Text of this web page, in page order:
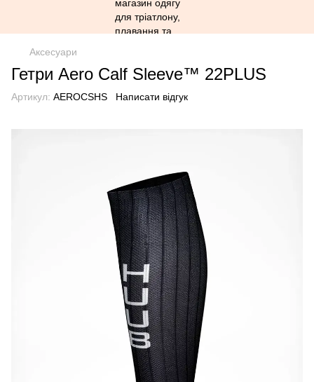
Аксесуари
Гетри Aero Calf Sleeve™ 22PLUS
Артикул: AEROCSHS Написати відгук